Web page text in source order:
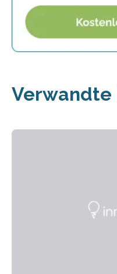
Verwandte